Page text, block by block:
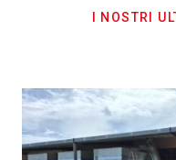
I NOSTRI